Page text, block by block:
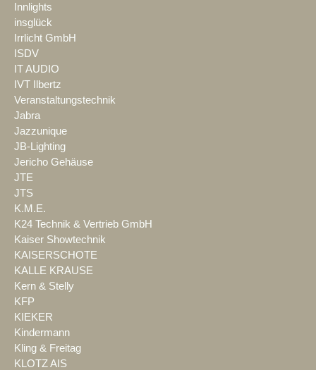
Innlights
insglück
Irrlicht GmbH
ISDV
IT AUDIO
IVT Ilbertz
Veranstaltungstechnik
Jabra
Jazzunique
JB-Lighting
Jericho Gehäuse
JTE
JTS
K.M.E.
K24 Technik & Vertrieb GmbH
Kaiser Showtechnik
KAISERSCHOTE
KALLE KRAUSE
Kern & Stelly
KFP
KIEKER
Kindermann
Kling & Freitag
KLOTZ AIS